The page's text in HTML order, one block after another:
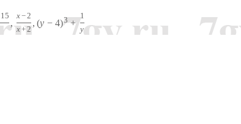
15
,
x−2
x+2 , (y − 4)3 +
1
y